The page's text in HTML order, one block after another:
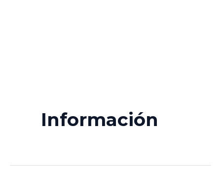
Información